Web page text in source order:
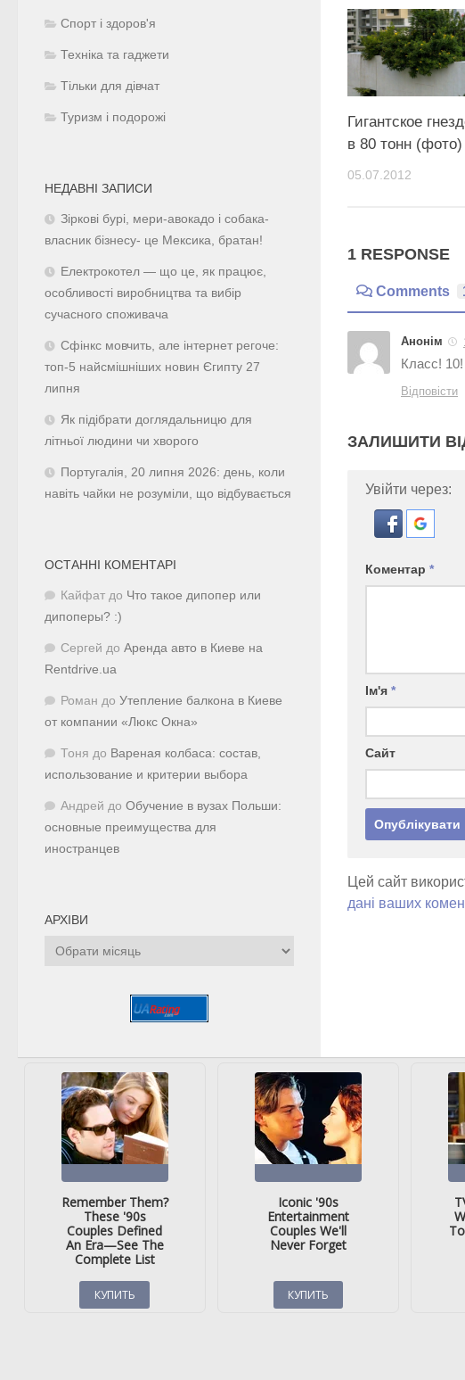
Гигантское
в 80 тонн (фото)
05.07.2012
1 RESPONSE
Comments
Анонім
Класс!
Відповісти
ЗАЛИШИТИ
Увійти через:
Коментар *
Ім'я *
Сайт
Цей сайт
дані ваших
Спорт і здоров'я
Техніка та гаджети
Тільки для дівчат
Туризм і подорожі
НЕДАВНІ ЗАПИСИ
Зіркові бурі, мери-авокадо і собака-
власник бізнесу- це Мексика, братан!
Електрокотел — що це, як працює,
особливості виробництва та вибір
сучасного споживача
Сфінкс мовчить, але інтернет регоче:
топ-5 найсмішніших новин Єгипту 27
липня
Як підібрати доглядальницю для
літньої людини чи хворого
Португалія, 20 липня 2026: день, коли
навіть чайки не розуміли, що відбувається
ОСТАННІ КОМЕНТАРІ
Кайфат до Что такое дипопер или
дипоперы? :)
Сергей до Аренда авто в Киеве на
Rentdrive.ua
Роман до Утепление балкона в Киеве
от компании «Люкс Окна»
Тоня до Вареная колбаса: состав,
использование и критерии выбора
Андрей до Обучение в вузах Польши:
основные преимущества для
иностранцев
АРХІВИ
Архіви